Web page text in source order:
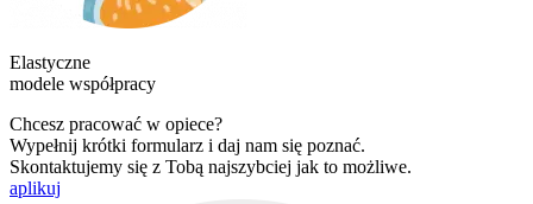
Elastyczne
modele współpracy
Chcesz pracować w opiece?
Wypełnij krótki formularz i daj nam się poznać.
Skontaktujemy się z Tobą najszybciej jak to możliwe.
aplikuj